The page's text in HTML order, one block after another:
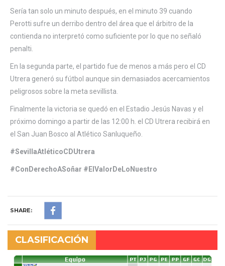
Sería tan solo un minuto después, en el minuto 39 cuando
Perotti sufre un derribo dentro del área que el árbitro de la
contienda no interpretó como suficiente por lo que no señaló
penalti.
En la segunda parte, el partido fue de menos a más pero el CD
Utrera generó su fútbol aunque sin demasiados acercamientos
peligrosos sobre la meta sevillista.
Finalmente la victoria se quedó en el Estadio Jesús Navas y el
próximo domingo a partir de las 12:00 h. el CD Utrera recibirá en
el San Juan Bosco al Atlético Sanluqueño.
#SevillaAtléticoCDUtrera
#ConDerechoASoñar #ElValorDeLoNuestro
SHARE:
CLASIFICACIÓN